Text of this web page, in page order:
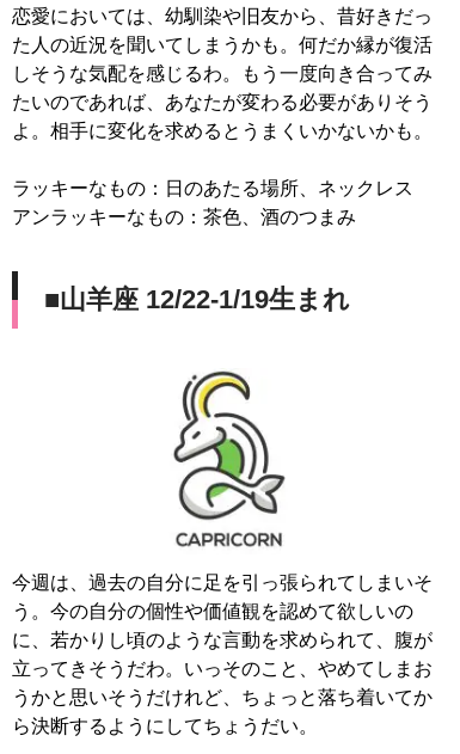
恋愛においては、幼馴染や旧友から、昔好きだっ
た人の近況を聞いてしまうかも。何だか縁が復活
しそうな気配を感じるわ。もう一度向き合ってみ
たいのであれば、あなたが変わる必要がありそう
よ。相手に変化を求めるとうまくいかないかも。
ラッキーなもの：日のあたる場所、ネックレス
アンラッキーなもの：茶色、酒のつまみ
■山羊座 12/22-1/19生まれ
今週は、過去の自分に足を引っ張られてしまいそ
う。今の自分の個性や価値観を認めて欲しいの
に、若かりし頃のような言動を求められて、腹が
立ってきそうだわ。いっそのこと、やめてしまお
うかと思いそうだけれど、ちょっと落ち着いてか
ら決断するようにしてちょうだい。